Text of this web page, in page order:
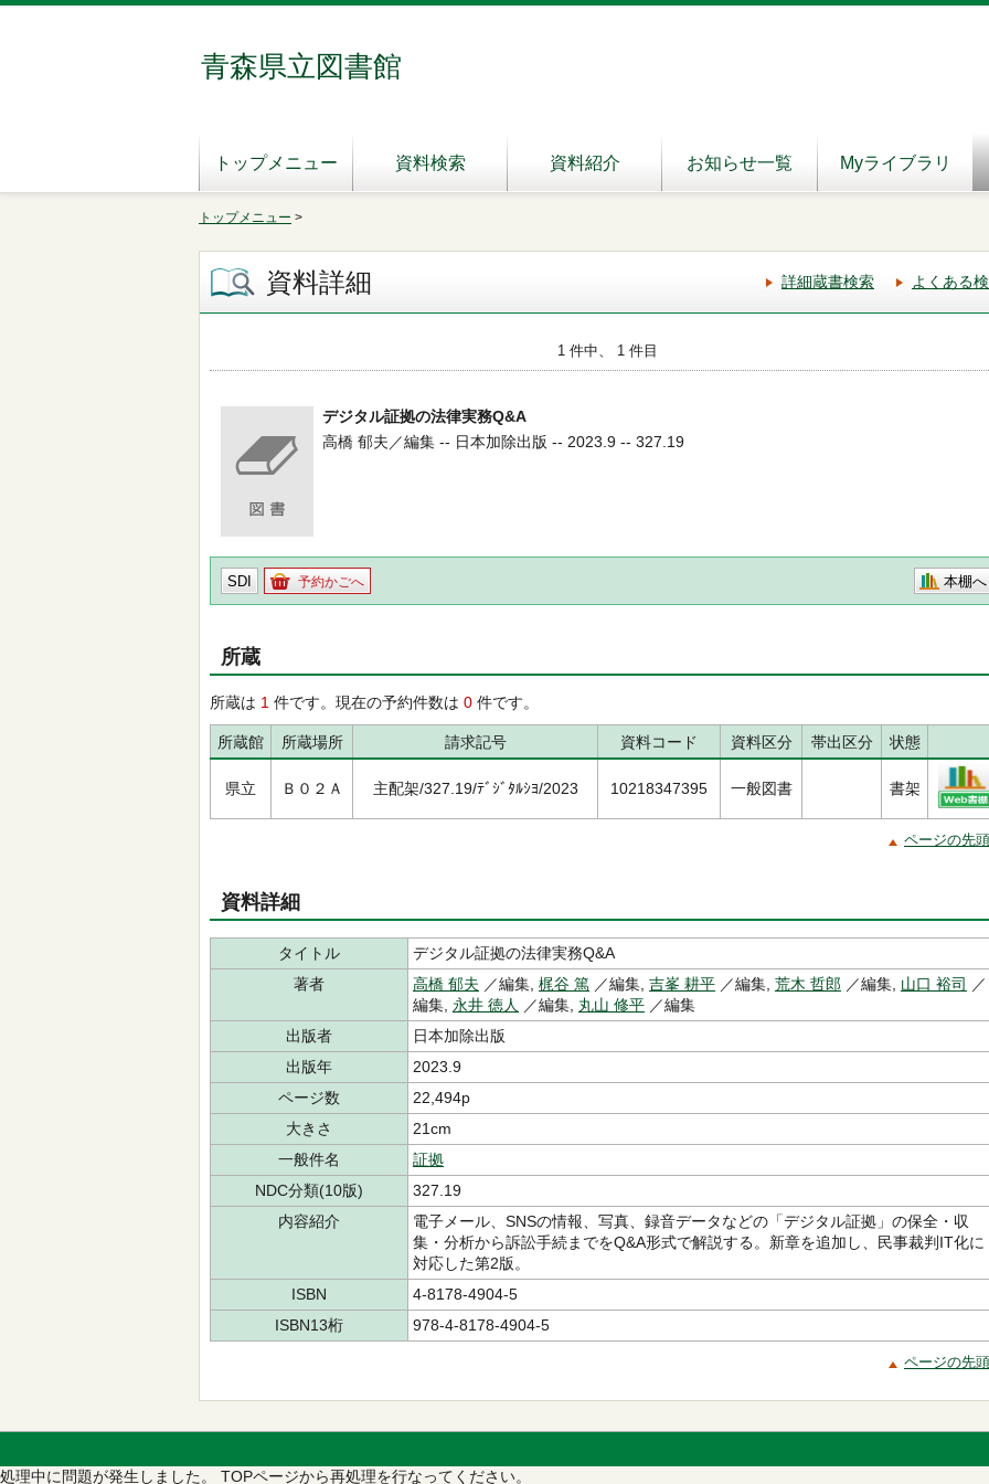
青森県立図書館
トップメニュー 資料検索 資料紹介 お知らせ一覧 Myライブラリ
トップメニュー >
資料詳細 詳細蔵書検索 よくある
1 件中、 1 件目
デジタル証拠の法律実務Q&A
高橋 郁夫／編集 -- 日本加除出版 -- 2023.9 -- 327.19
SDI 予約かごへ 本棚へ
所蔵
所蔵は 1 件です。現在の予約件数は 0 件です。
所蔵館 所蔵場所 請求記号 資料コード 資料区分 帯出区分 状態
県立 Ｂ０２Ａ 主配架/327.19/ﾃﾞｼﾞﾀﾙｼﾖ/2023 10218347395 一般図書 書架
ページの先
資料詳細
タイトル
デジタル証拠の法律実務Q&A
著者
高橋 郁夫 ／編集, 梶谷 篤 ／編集, 吉峯 耕平 ／編集, 荒木 哲郎 ／編集, 山口 裕司
／
編集, 永井 徳人 ／編集, 丸山 修平 ／編集
出版者
日本加除出版
出版年
2023.9
ページ数
22,494p
大きさ
21cm
一般件名
証拠
NDC分類(10版)
327.19
内容紹介
電子メール、SNSの情報、写真、録音データなどの「デジタル証拠」の保全・収
集・分析から訴訟手続までをQ&A形式で解説する。新章を追加し、民事裁判IT化に
対応した第2版。
ISBN
4-8178-4904-5
ISBN13桁
978-4-8178-4904-5
ページの先
処理中に問題が発生しました。 TOPページから再処理を行なってください。